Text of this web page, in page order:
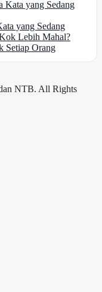
yang Sedang
Lebih Mahal?
Setiap Orang
NTB. All Rights